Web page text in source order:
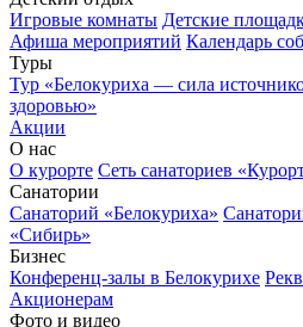
Игровые комнаты Детские
Афиша мероприятий Календарь
Туры
Тур «Белокуриха — сила
здоровью»
Акции
О нас
О курорте Сеть санаториев
Санатории
Санаторий «Белокуриха»
«Сибирь»
Бизнес
Конференц-залы в Белокурихе
Акционерам
Фото и видео